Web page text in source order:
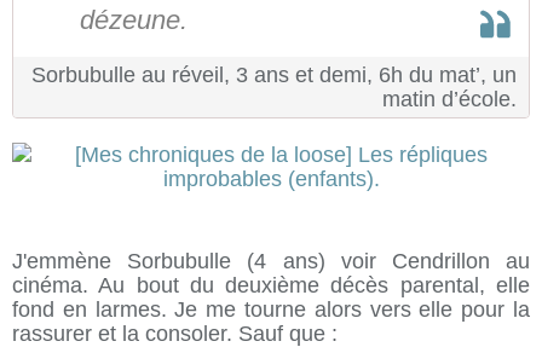
dézeune.
Sorbubulle au réveil, 3 ans et demi, 6h du mat’, un
matin d’école.
J'emmène Sorbubulle (4 ans) voir Cendrillon au
cinéma. Au bout du deuxième décès parental, elle
fond en larmes. Je me tourne alors vers elle pour la
rassurer et la consoler. Sauf que :